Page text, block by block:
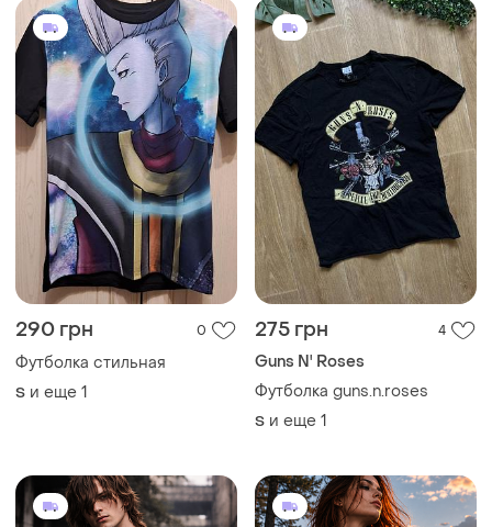
290 грн 0
Футболка стильная
S и еще 1
275 грн 4
Guns N' Roses
Футболка guns.n.roses
S и еще 1